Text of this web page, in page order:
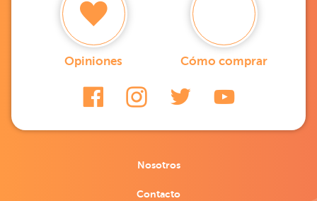
Opiniones Cómo comprar
Nosotros
Contacto